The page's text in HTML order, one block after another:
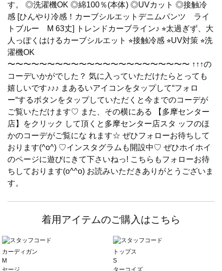
す。 ◎洗濯機OK ◎綿100％(本体) ◎UVカット ◎接触冷
感 [ひんやり冷感！カーブシルエットデニムパンツ ライ
トブルー M 63丈] トレンドカーブライン♪ ⭐︎太過ぎず、大
人っぽくはけるカーブシルエット ⭐︎接触冷感 ⭐︎UV対策 ⭐︎洗
濯機OK
〜〜〜〜〜〜〜〜〜〜〜〜〜〜〜〜〜〜〜〜〜〜〜 ↑↑↑の
コーデいかがでした？ 気に入っていただけたらとっても
嬉しいです♪♪♪ まあるいアイコンをタップして“フォロ
ー“するボタンをタップしていただくと今までのコーデが
ご覧いただけます♡ また、その横にある 【多摩センター
店】をクリック して頂くと多摩センター店スタ ッフのほ
かのコーデがご覧にな れます☆ ぜひフォローお待ちして
おります(^o^) ♡インスタグラムも開設中♡ ぜひホイホイ
のページに遊びにきて下さいねっ! こちらもフォローお待
ちしております(o^^o) お読みいただきありがとうございま
す。
着用アイテムのご購入はこちら
カーディガン
M
セージ
トップス
S
ターコイズ